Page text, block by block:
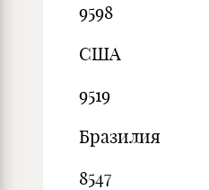
9598
США
9519
Бразилия
8547